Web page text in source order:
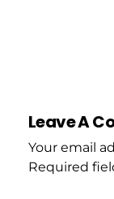
Leave A
Your email
Required